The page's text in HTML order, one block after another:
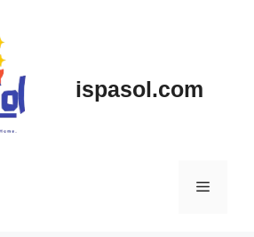
ispasol.com
Menu